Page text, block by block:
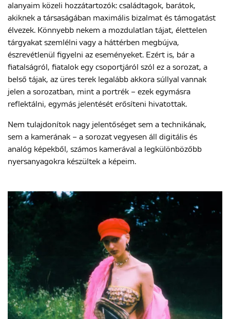
alanyaim közeli hozzátartozók: családtagok, barátok,
akiknek a társaságában maximális bizalmat és támogatást
élvezek. Könnyebb nekem a mozdulatlan tájat, élettelen
tárgyakat szemlélni vagy a háttérben megbújva,
észrevétlenül figyelni az eseményeket. Ezért is, bár a
fiatalságról, fiatalok egy csoportjáról szól ez a sorozat, a
belső tájak, az üres terek legalább akkora súllyal vannak
jelen a sorozatban, mint a portrék – ezek egymásra
reflektálni, egymás jelentését erősíteni hivatottak.
Nem tulajdonítok nagy jelentőséget sem a technikának,
sem a kamerának – a sorozat vegyesen áll digitális és
analóg képekből, számos kamerával a legkülönbözőbb
nyersanyagokra készültek a képeim.